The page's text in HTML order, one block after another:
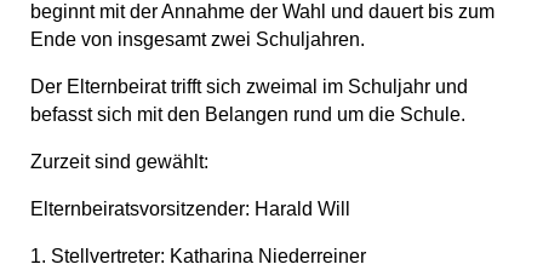
beginnt mit der Annahme der Wahl und dauert bis zum
Ende von insgesamt zwei Schuljahren.
Der Elternbeirat trifft sich zweimal im Schuljahr und
befasst sich mit den Belangen rund um die Schule.
Zurzeit sind gewählt:
Elternbeiratsvorsitzender: Harald Will
1. Stellvertreter: Katharina Niederreiner